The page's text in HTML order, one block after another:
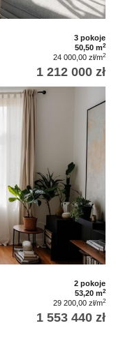
3 pokoje
50,50 m2
24 000,00 zł/m2
1 212 000 zł
2 pokoje
53,20 m2
29 200,00 zł/m2
1 553 440 zł